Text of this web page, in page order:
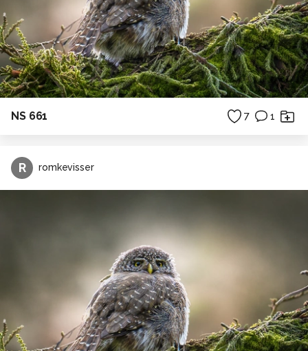
NS 661 7 1
R romkevisser